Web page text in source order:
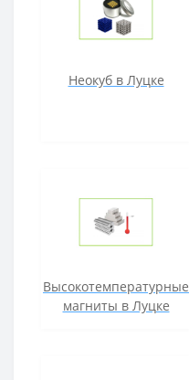
Неокуб в Луцке
Высокотемпературные
магниты в Луцке